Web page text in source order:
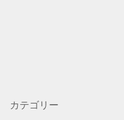
カテゴリー